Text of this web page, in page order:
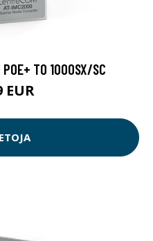
TO 1000SX/SC
EUR